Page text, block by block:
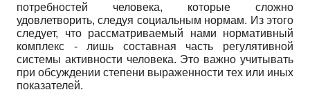
потребностей человека, которые сложно
удовлетворить, следуя социальным нормам. Из этого
следует, что рассматриваемый нами нормативный
комплекс - лишь составная часть регулятивной
системы активности человека. Это важно учитывать
при обсуждении степени выраженности тех или иных
показателей.